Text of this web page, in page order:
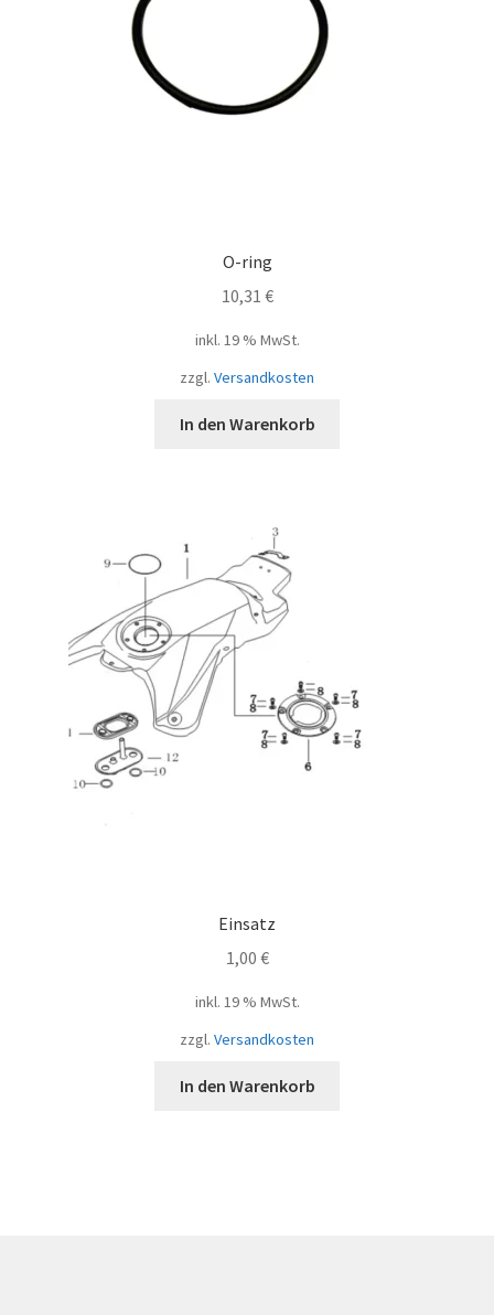
O-ring
10,31 €
inkl. 19 % MwSt.
zzgl. Versandkosten
In den Warenkorb
Einsatz
1,00 €
inkl. 19 % MwSt.
zzgl. Versandkosten
In den Warenkorb